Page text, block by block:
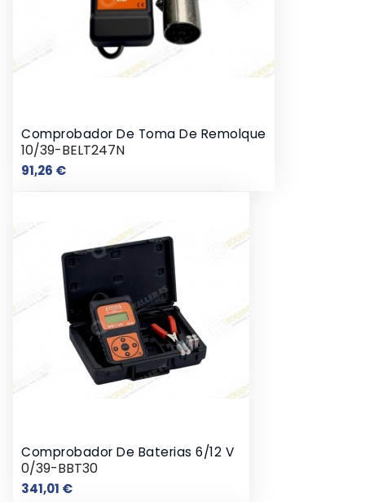
Comprobador De Toma De Remolque
10/39-BELT247N
91,26 €Precio
Comprobador De Baterias 6/12 V
0/39-BBT30
341,01 €Precio